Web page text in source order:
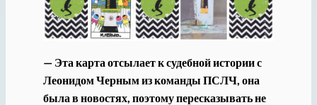
— Эта карта отсылает к судебной истории с
Леонидом Черным из команды ПСЛЧ, она
была в новостях, поэтому пересказывать не